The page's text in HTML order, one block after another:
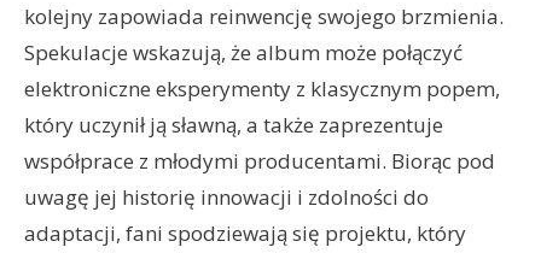
kolejny zapowiada reinwencję swojego brzmienia.
Spekulacje wskazują, że album może połączyć
elektroniczne eksperymenty z klasycznym popem,
który uczynił ją sławną, a także zaprezentuje
współprace z młodymi producentami. Biorąc pod
uwagę jej historię innowacji i zdolności do
adaptacji, fani spodziewają się projektu, który